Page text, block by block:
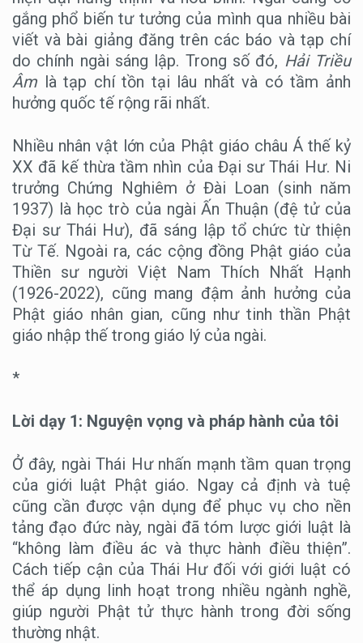
gắng phổ biến tư tưởng của mình qua nhiều bài
viết và bài giảng đăng trên các báo và tạp chí
do chính ngài sáng lập. Trong số đó, Hải Triều
Âm là tạp chí tồn tại lâu nhất và có tầm ảnh
hưởng quốc tế rộng rãi nhất.
Nhiều nhân vật lớn của Phật giáo châu Á thế kỷ
XX đã kế thừa tầm nhìn của Đại sư Thái Hư. Ni
trưởng Chứng Nghiêm ở Đài Loan (sinh năm
1937) là học trò của ngài Ấn Thuận (đệ tử của
Đại sư Thái Hư), đã sáng lập tổ chức từ thiện
Từ Tế. Ngoài ra, các cộng đồng Phật giáo của
Thiền sư người Việt Nam Thích Nhất Hạnh
(1926-2022), cũng mang đậm ảnh hưởng của
Phật giáo nhân gian, cũng như tinh thần Phật
giáo nhập thế trong giáo lý của ngài.
*
Lời dạy 1: Nguyện vọng và pháp hành của tôi
Ở đây, ngài Thái Hư nhấn mạnh tầm quan trọng
của giới luật Phật giáo. Ngay cả định và tuệ
cũng cần được vận dụng để phục vụ cho nền
tảng đạo đức này, ngài đã tóm lược giới luật là
“không làm điều ác và thực hành điều thiện”.
Cách tiếp cận của Thái Hư đối với giới luật có
thể áp dụng linh hoạt trong nhiều ngành nghề,
giúp người Phật tử thực hành trong đời sống
thường nhật.